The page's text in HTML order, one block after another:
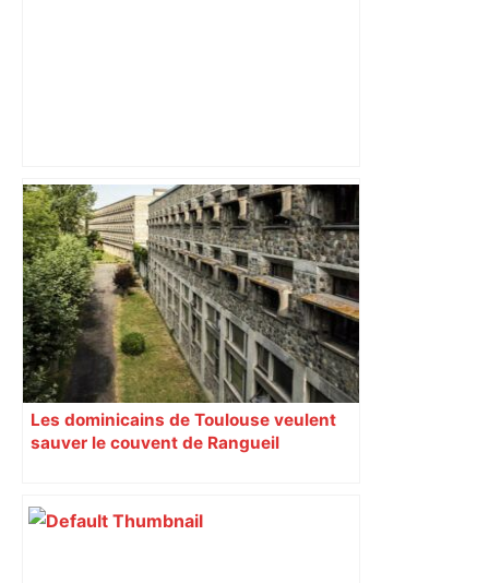
ENTRETIEN. Municipales 2026 à
Toulouse : sous le feu des critiques,
Briançon assume son alliance avec
Piquemal, "ce n’est pas un accord de
postes" – ladepeche.fr
Les dominicains de Toulouse veulent
sauver le couvent de Rangueil